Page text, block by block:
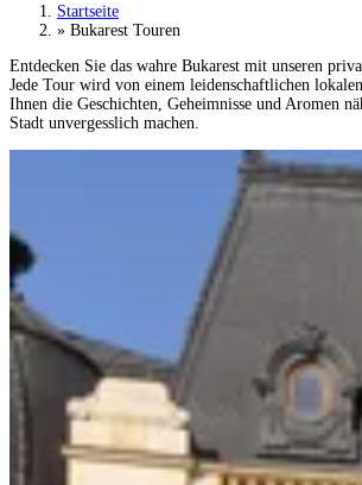
Startseite
» Bukarest Touren
Entdecken Sie das wahre Bukarest mit unseren
Jede Tour wird von einem leidenschaftlichen
Ihnen die Geschichten, Geheimnisse und Aromen
Stadt unvergesslich machen.